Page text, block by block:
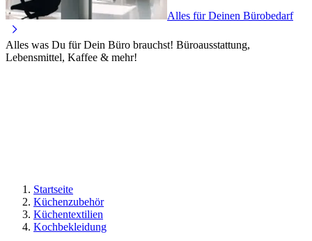
Alles für Deinen Bürobedarf
Alles was Du für Dein Büro brauchst! Büroausstattung,
Lebensmittel, Kaffee & mehr!
Startseite
Küchenzubehör
Küchentextilien
Kochbekleidung